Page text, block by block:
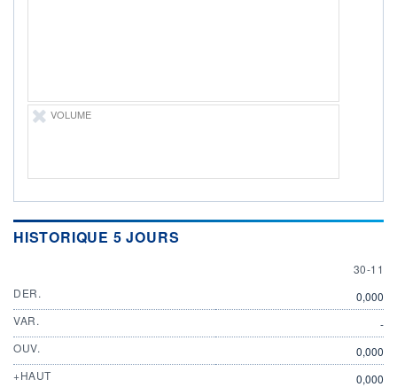
VOLUME
HISTORIQUE 5 JOURS
30
30-11
DER.
0,000
VAR.
-
OUV.
0,000
+HAUT
0,000